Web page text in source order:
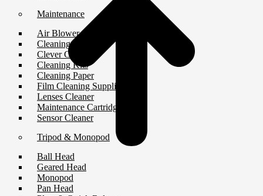
Maintenance
Air Blower
Cleaning Cloth
Clever Cleaner
Cleaning Kits
Cleaning Paper
Film Cleaning Supplies
Lenses Cleaner
Maintenance Cartridge
Sensor Cleaner
Tripod & Monopod
Ball Head
Geared Head
Monopod
Pan Head